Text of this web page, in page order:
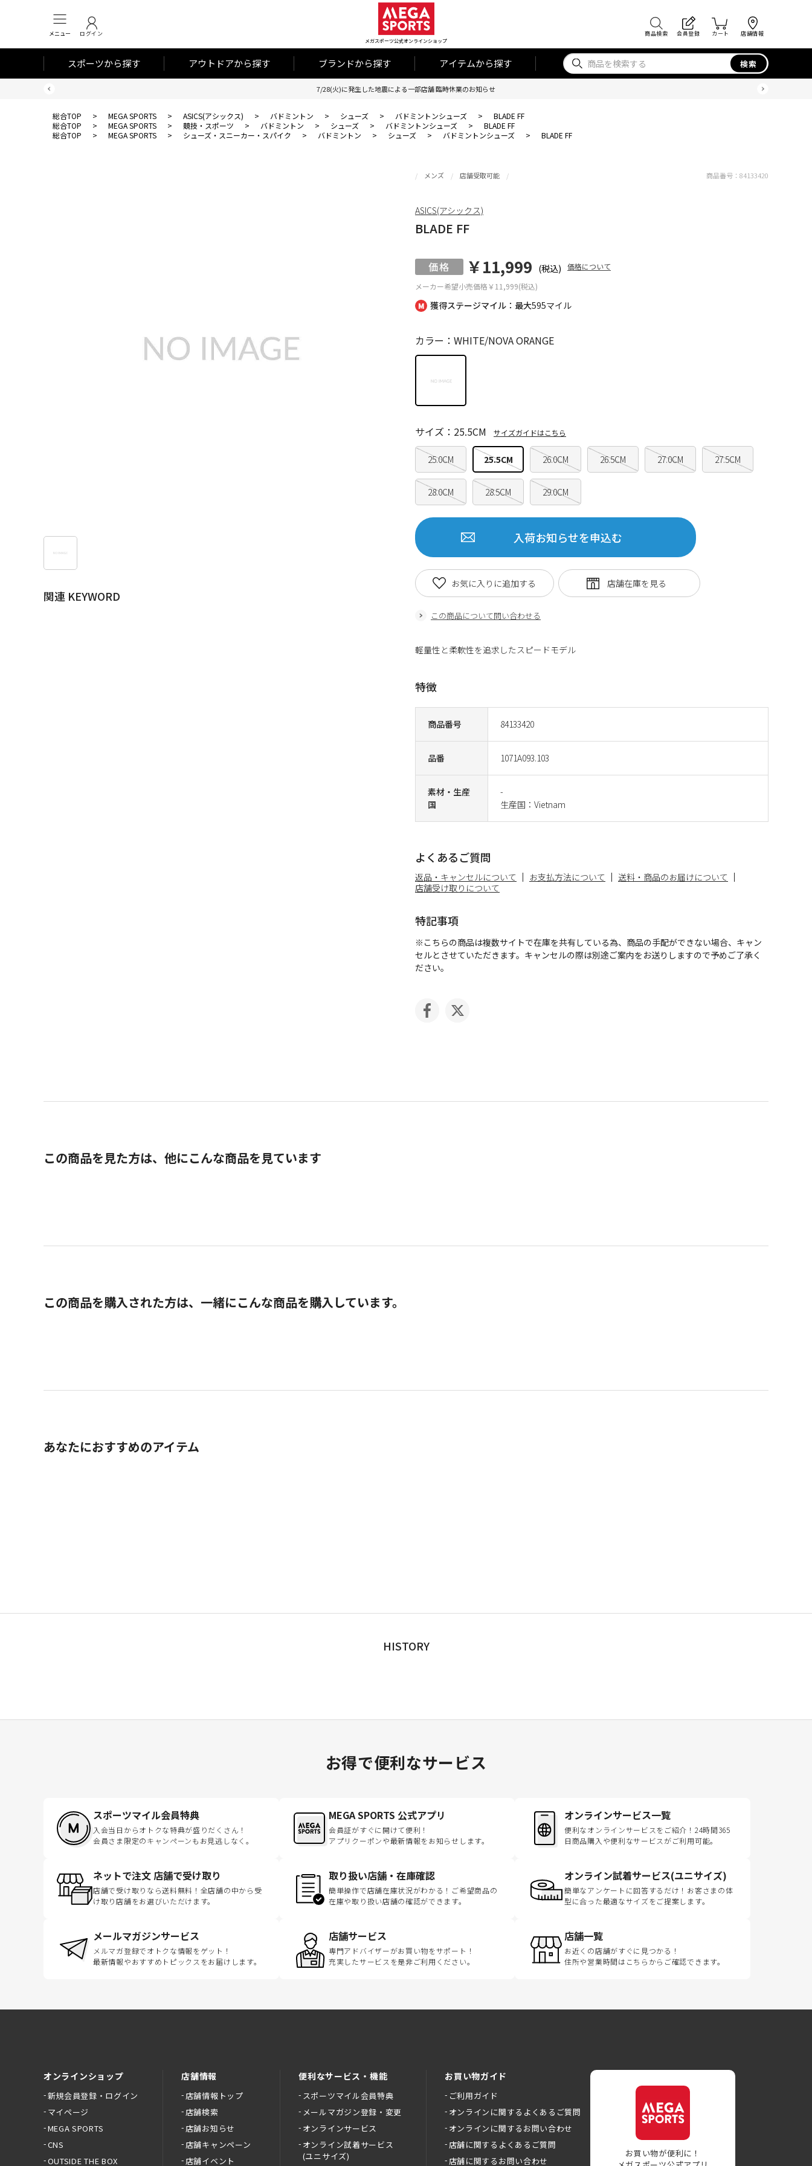
メニュー ログイン
メガスポーツ公式オンラインショップ
商品検索 会員登録 カート 店舗情報
スポーツから探す アウトドアから探す ブランドから探す アイテムから探す 検索
7/28(火)に発生した地震による一部店舗 臨時休業のお知らせ
総合TOP > MEGA SPORTS > ASICS(アシックス) > バドミントン > シューズ > バドミントンシューズ >
BLADE FF
総合TOP
> MEGA SPORTS > 競技・スポーツ > バドミントン > シューズ > バドミントンシューズ >
BLADE FF
総合TOP
> MEGA SPORTS > シューズ・スニーカー・スパイク > バドミントン > シューズ > バドミントンシューズ > BLADE FF
関連 KEYWORD
獲得ステージマイル：最大595マイル
メンズ 店舗受取可能
BLADE FF
メーカー希望小売価格￥11,999(税込)
￥11,999 (税込) 価格について
商品番号 84133420
品番 1071A093.103
素材・生産
国
-
生産国：Vietnam
カラー：WHITE/NOVA ORANGE
25.0CM 25.5CM 26.0CM 26.5CM 27.0CM 27.5CM
28.0CM 28.5CM 29.0CM
サイズ：25.5CM サイズガイドはこちら
入荷お知らせを申込む
この商品について問い合わせる
お気に入りに追加する
商品番号： 84133420
ASICS(アシックス)
軽量性と柔軟性を追求したスピードモデル
特徴
よくあるご質問
返品・キャンセルについて お支払方法について
送料・商品のお届けについて
店舗受け取りについて
特記事項
※こちらの商品は複数サイトで在庫を共有している為、商品の手配ができない場合、キャン
セルとさせていただきます。キャンセルの際は別途ご案内をお送りしますので予めご了承く
ださい。
この商品を見た方は、他にこんな商品を見ています
この商品を購入された方は、一緒にこんな商品を購入しています。
あなたにおすすめのアイテム
HISTORY
お得で便利なサービス
スポーツマイル会員特典
入会当日からオトクな特典が盛りだくさん！
会員さま限定のキャンペーンもお見逃しなく。
MEGA SPORTS 公式アプリ
会員証がすぐに開けて便利！
アプリクーポンや最新情報をお知らせします。
オンラインサービス一覧
便利なオンラインサービスをご紹介！24時間365
日商品購入や便利なサービスがご利用可能。
ネットで注文 店舗で受け取り
店舗で受け取りなら送料無料！全店舗の中から受
け取り店舗をお選びいただけます。
取り扱い店舗・在庫確認
簡単操作で店舗在庫状況がわかる！ご希望商品の
在庫や取り扱い店舗の確認ができます。
オンライン試着サービス(ユニサイズ)
簡単なアンケートに回答するだけ！お客さまの体
型に合った最適なサイズをご提案します。
メールマガジンサービス
メルマガ登録でオトクな情報をゲット！
最新情報やおすすめトピックスをお届けします。
店舗サービス
専門アドバイザーがお買い物をサポート！
充実したサービスを是非ご利用ください。
店舗一覧
お近くの店舗がすぐに見つかる！
住所や営業時間はこちらからご確認できます。
オンラインショップ
新規会員登録・ログイン
マイページ
MEGA SPORTS
CNS
OUTSIDE THE BOX
店舗情報
店舗情報トップ
店舗検索
店舗お知らせ
店舗キャンペーン
店舗イベント
便利なサービス・機能
スポーツマイル会員特典
メールマガジン登録・変更
オンラインサービス
オンライン試着サービス
(ユニサイズ)
お買い物ガイド
ご利用ガイド
オンラインに関するよくあるご質問
オンラインに関するお問い合わせ
店舗に関するよくあるご質問
店舗に関するお問い合わせ
お買い物が便利に！